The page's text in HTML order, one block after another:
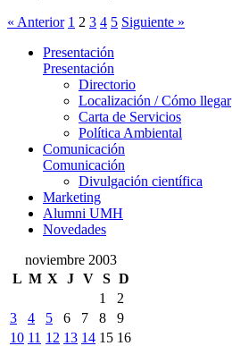
« Anterior 1 2 3 4 5 Siguiente »
Presentación
Presentación
Directorio
Localización / Cómo llegar
Carta de Servicios
Política Ambiental
Comunicación
Comunicación
Divulgación científica
Marketing
Alumni UMH
Novedades
noviembre 2003
L M X J V S D
1
2
3
4 5 6 7 8
9
10 11 12 13 14 15 16